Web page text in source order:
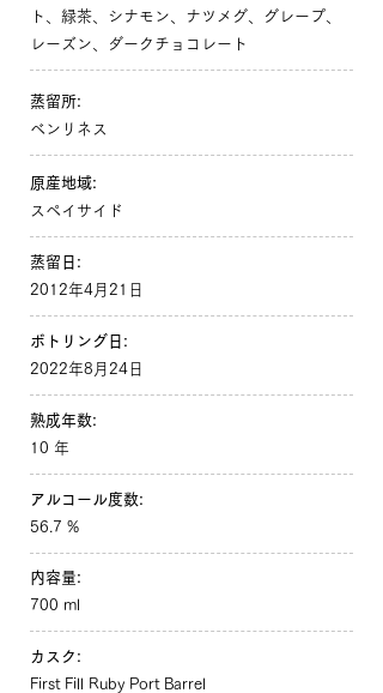
ト、緑茶、シナモン、ナツメグ、グレープ、
レーズン、ダークチョコレート
蒸留所:
ベンリネス
原産地域:
スペイサイド
蒸留日:
2012年4月21日
ボトリング日:
2022年8月24日
熟成年数:
10 年
アルコール度数:
56.7 %
内容量:
700 ml
カスク:
First Fill Ruby Port Barrel